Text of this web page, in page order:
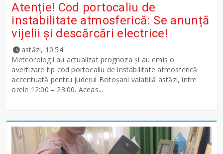
Atenție! Cod portocaliu de
instabilitate atmosferică: Se anunță
vijelii și descărcări electrice!
astăzi, 10:54
Meteorologii au actualizat prognoza și au emis o
avertizare tip cod portocaliu de instabilitate atmosferică
accentuată pentru județul Botoșani valabilă astăzi, între
orele 12:00 – 23:00. Aceas...